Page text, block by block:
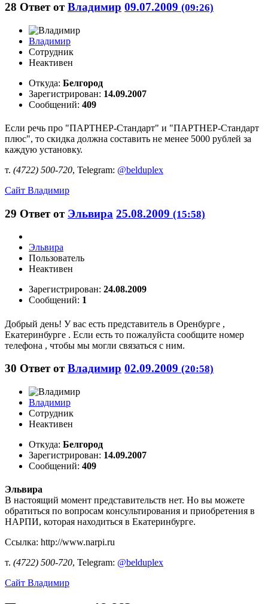
28 Ответ отВладимир 09.07.2009 (09:26)
Владимир
Сотрудник
Неактивен
Откуда: Белгород
Зарегистрирован: 14.09.2007
Сообщений: 409
Если речь про "ПАРТНЕР-Стандарт" и "ПАРТНЕР-Стандарт
плюс", то скидка должна составить не менее 5000 рублей за
каждую установку.
т. (4722) 500-720, Telegram: @belduplex
Сайт Владимир
29 Ответ от Эльвира 25.08.2009 (15:58)
Эльвира
Пользователь
Неактивен
Зарегистрирован: 24.08.2009
Сообщений: 1
Добрый день! У вас есть представитель в Оренбурге ,
Екатеринбурге . Если есть то пожалуйста сообщите номер
телефона , чтобы мы могли связаться с ним.
30 Ответ отВладимир 02.09.2009 (20:58)
Владимир
Сотрудник
Неактивен
Откуда: Белгород
Зарегистрирован: 14.09.2007
Сообщений: 409
Эльвира
В настоящий момент представительств нет. Но вы можете
обратиться по вопросам консультирования и приобретения в
НАРПИ, которая находиться в Екатеринбурге.
Ссылка: http://www.narpi.ru
т. (4722) 500-720, Telegram: @belduplex
Сайт Владимир